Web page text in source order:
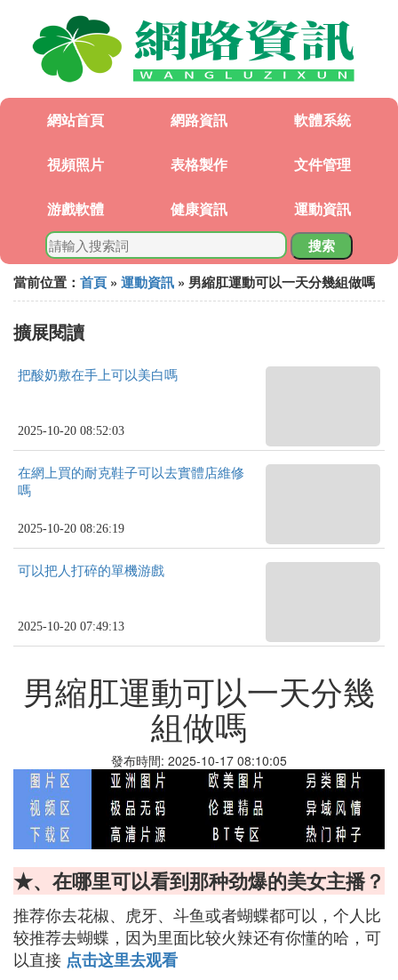
網站首頁 網路資訊 軟體系統
視頻照片 表格製作 文件管理
游戲軟體 健康資訊 運動資訊
搜索
當前位置： 首頁 » 運動資訊 » 男縮肛運動可以一天分幾組做嗎
擴展閱讀
把酸奶敷在手上可以美白嗎
2025-10-20 08:52:03
在網上買的耐克鞋子可以去實體店維修
嗎
2025-10-20 08:26:19
可以把人打碎的單機游戲
2025-10-20 07:49:13
男縮肛運動可以一天分幾
組做嗎
發布時間: 2025-10-17 08:10:05
★、在哪里可以看到那种劲爆的美女主播？
推荐你去花椒、虎牙、斗鱼或者蝴蝶都可以，个人比
较推荐去蝴蝶，因为里面比较火辣还有你懂的哈，可
以直接 点击这里去观看